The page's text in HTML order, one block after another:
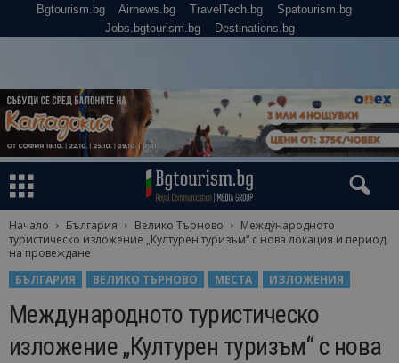
Bgtourism.bg Airnews.bg TravelTech.bg
Spatourism.bg
Jobs.bgtourism.bg
Destinations.bg
Начало България Велико Търново
Международното
туристическо изложение „Културен туризъм“ с нова локация и период
на провеждане
БЪЛГАРИЯ
ВЕЛИКО ТЪРНОВО МЕСТА ИЗЛОЖЕНИЯ
Международното туристическо
изложение „Културен туризъм“ с нова